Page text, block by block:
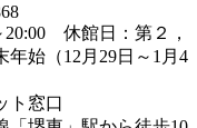
館日：第２，
年始（12月29日～1月4
窓口